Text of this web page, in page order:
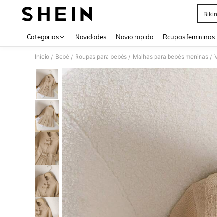
Categorias Novidades Navio rápido Roupas femininas
Início / Bebé / Roupas para bebés / Malhas para bebés meninas /